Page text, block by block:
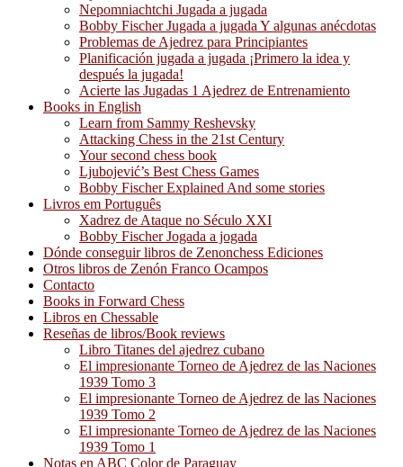
Nepomniachtchi Jugada a jugada
Bobby Fischer Jugada a jugada Y algunas anécdotas
Problemas de Ajedrez para Principiantes
Planificación jugada a jugada ¡Primero la idea y
después la jugada!
Acierte las Jugadas 1 Ajedrez de Entrenamiento
Books in English
Learn from Sammy Reshevsky
Attacking Chess in the 21st Century
Your second chess book
Ljubojević’s Best Chess Games
Bobby Fischer Explained And some stories
Livros em Português
Xadrez de Ataque no Século XXI
Bobby Fischer Jogada a jogada
Dónde conseguir libros de Zenonchess Ediciones
Otros libros de Zenón Franco Ocampos
Contacto
Books in Forward Chess
Libros en Chessable
Reseñas de libros/Book reviews
Libro Titanes del ajedrez cubano
El impresionante Torneo de Ajedrez de las Naciones
1939 Tomo 3
El impresionante Torneo de Ajedrez de las Naciones
1939 Tomo 2
El impresionante Torneo de Ajedrez de las Naciones
1939 Tomo 1
Notas en ABC Color de Paraguay